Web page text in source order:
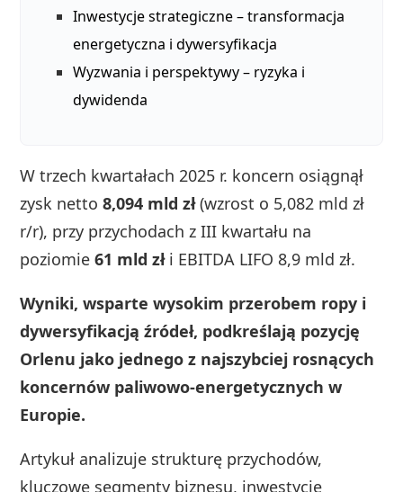
Inwestycje strategiczne – transformacja
energetyczna i dywersyfikacja
Wyzwania i perspektywy – ryzyka i
dywidenda
W trzech kwartałach 2025 r. koncern osiągnął
zysk netto8,094 mld zł(wzrost o 5,082 mld zł
r/r), przy przychodach z III kwartału na
poziomie61 mld złi EBITDA LIFO 8,9 mld zł.
Wyniki, wsparte wysokim przerobem ropy i
dywersyfikacją źródeł, podkreślają pozycję
Orlenu jako jednego z najszybciej rosnących
koncernów paliwowo-energetycznych w
Europie.
Artykuł analizuje strukturę przychodów,
kluczowe segmenty biznesu, inwestycje